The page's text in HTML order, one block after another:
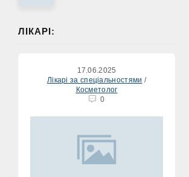
ЛІКАРІ:
17.06.2025
Лікарі за спеціальностями /
Косметолог
0